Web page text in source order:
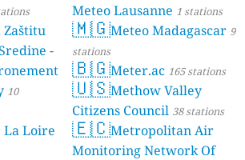
stations
Zaštitu
-
10
La Loire
Meteo Lausanne 1 stations
🇲🇬Meteo Madagascar 9
stations
🇧🇬Meter.ac 165 stations
🇺🇸Methow Valley
Citizens Council 38 stations
🇪🇨Metropolitan Air
Monitoring Network Of